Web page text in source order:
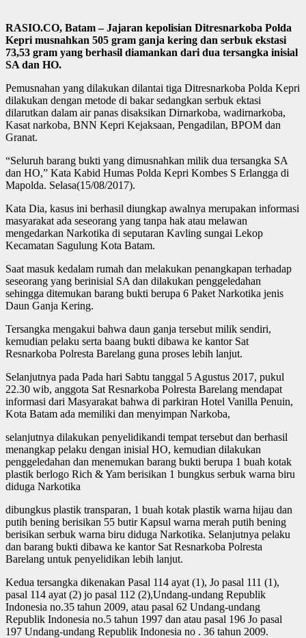
RASIO.CO, Batam – Jajaran kepolisian Ditresnarkoba Polda
Kepri musnahkan 505 gram ganja kering dan serbuk ekstasi
73,53 gram yang berhasil diamankan dari dua tersangka inisial
SA dan HO.
Pemusnahan yang dilakukan dilantai tiga Ditresnarkoba Polda Kepri
dilakukan dengan metode di bakar sedangkan serbuk ektasi
dilarutkan dalam air panas disaksikan Dirnarkoba, wadirnarkoba,
Kasat narkoba, BNN Kepri Kejaksaan, Pengadilan, BPOM dan
Granat.
“Seluruh barang bukti yang dimusnahkan milik dua tersangka SA
dan HO,” Kata Kabid Humas Polda Kepri Kombes S Erlangga di
Mapolda. Selasa(15/08/2017).
Kata Dia, kasus ini berhasil diungkap awalnya merupakan informasi
masyarakat ada seseorang yang tanpa hak atau melawan
mengedarkan Narkotika di seputaran Kavling sungai Lekop
Kecamatan Sagulung Kota Batam.
Saat masuk kedalam rumah dan melakukan penangkapan terhadap
seseorang yang berinisial SA dan dilakukan penggeledahan
sehingga ditemukan barang bukti berupa 6 Paket Narkotika jenis
Daun Ganja Kering.
Tersangka mengakui bahwa daun ganja tersebut milik sendiri,
kemudian pelaku serta baang bukti dibawa ke kantor Sat
Resnarkoba Polresta Barelang guna proses lebih lanjut.
Selanjutnya pada Pada hari Sabtu tanggal 5 Agustus 2017, pukul
22.30 wib, anggota Sat Resnarkoba Polresta Barelang mendapat
informasi dari Masyarakat bahwa di parkiran Hotel Vanilla Penuin,
Kota Batam ada memiliki dan menyimpan Narkoba,
selanjutnya dilakukan penyelidikandi tempat tersebut dan berhasil
menangkap pelaku dengan inisial HO, kemudian dilakukan
penggeledahan dan menemukan barang bukti berupa 1 buah kotak
plastik berlogo Rich & Yam berisikan 1 bungkus serbuk warna biru
diduga Narkotika
dibungkus plastik transparan, 1 buah kotak plastik warna hijau dan
putih bening berisikan 55 butir Kapsul warna merah putih bening
berisikan serbuk warna biru diduga Narkotika. Selanjutnya pelaku
dan barang bukti dibawa ke kantor Sat Resnarkoba Polresta
Barelang untuk penyelidikan lebih lanjut.
Kedua tersangka dikenakan Pasal 114 ayat (1), Jo pasal 111 (1),
pasal 114 ayat (2) jo pasal 112 (2),Undang-undang Republik
Indonesia no.35 tahun 2009, atau pasal 62 Undang-undang
Republik Indonesia no.5 tahun 1997 dan atau pasal 196 Jo pasal
197 Undang-undang Republik Indonesia no . 36 tahun 2009.